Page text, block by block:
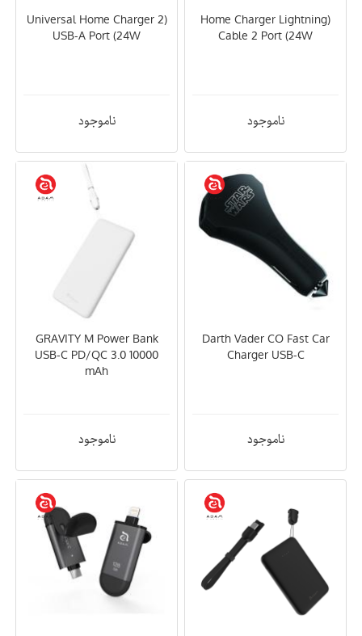
(Home Charger Lightning
Cable 2 Port (24W
ناموجود
(Universal Home Charger 2
USB-A Port (24W
ناموجود
Darth Vader CO Fast Car
Charger USB-C
ناموجود
GRAVITY M Power Bank
USB-C PD/QC 3.0 10000
mAh
ناموجود